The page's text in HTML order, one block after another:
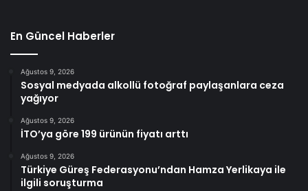
En Güncel Haberler
Ağustos 9, 2026
Sosyal medyada alkollü fotoğraf paylaşanlara ceza
yağıyor
Ağustos 9, 2026
İTO’ya göre 199 ürünün fiyatı arttı
Ağustos 9, 2026
Türkiye Güreş Federasyonu’ndan Hamza Yerlikaya ile
ilgili soruşturma